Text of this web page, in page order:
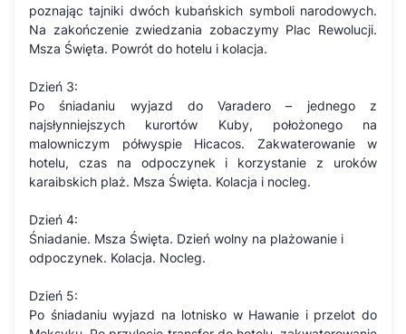
poznając tajniki dwóch kubańskich symboli narodowych.
Na zakończenie zwiedzania zobaczymy Plac Rewolucji.
Msza Święta. Powrót do hotelu i kolacja.
Dzień 3:
Po śniadaniu wyjazd do Varadero – jednego z
najsłynniejszych kurortów Kuby, położonego na
malowniczym półwyspie Hicacos. Zakwaterowanie w
hotelu, czas na odpoczynek i korzystanie z uroków
karaibskich plaż. Msza Święta. Kolacja i nocleg.
Dzień 4:
Śniadanie. Msza Święta. Dzień wolny na plażowanie i
odpoczynek. Kolacja. Nocleg.
Dzień 5:
Po śniadaniu wyjazd na lotnisko w Hawanie i przelot do